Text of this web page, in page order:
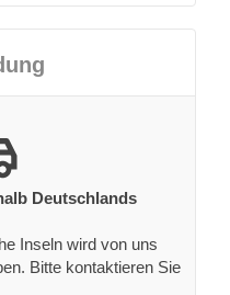
Deutschlands
Inseln wird von uns
Bitte kontaktieren Sie